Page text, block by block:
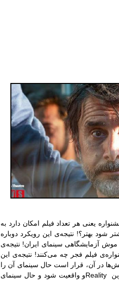
یعنی هر تعداد فیلم امکان دارد به
شود بهتر؟! نتیجه‌ی این رویکرد دوباره
آزمایشگاهی سینمای ایران! نتیجه‌ی
فیلم فجر چه می‌کنند! نتیجه‌ی این
در آن، قرار است حال سینمای آن را
Realityو واقعیت شود و حال سینمای